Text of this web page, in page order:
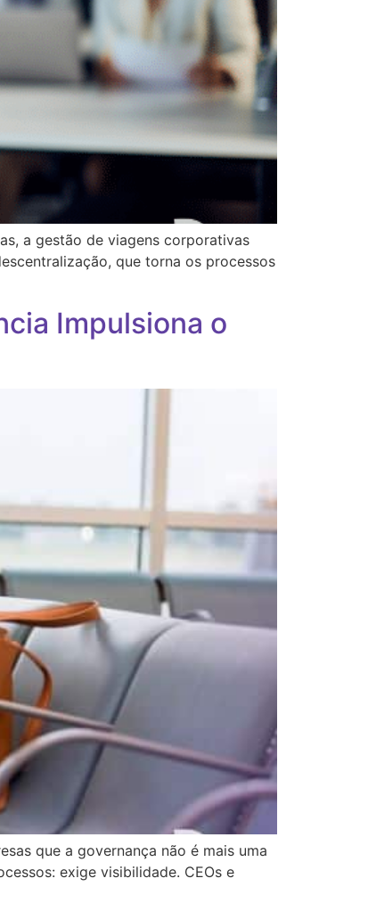
a gestão de viagens corporativas
que torna os processos
Impulsiona o
que a governança não é mais uma
exige visibilidade. CEOs e